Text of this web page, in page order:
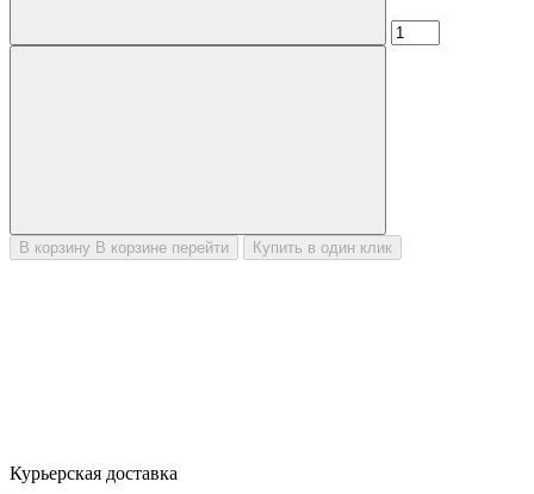
В корзину В корзине перейти Купить в один клик
Курьерская доставка